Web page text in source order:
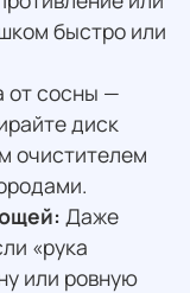
быстро или
от сосны —
диск
очистителем
Даже
«рука
или ровную